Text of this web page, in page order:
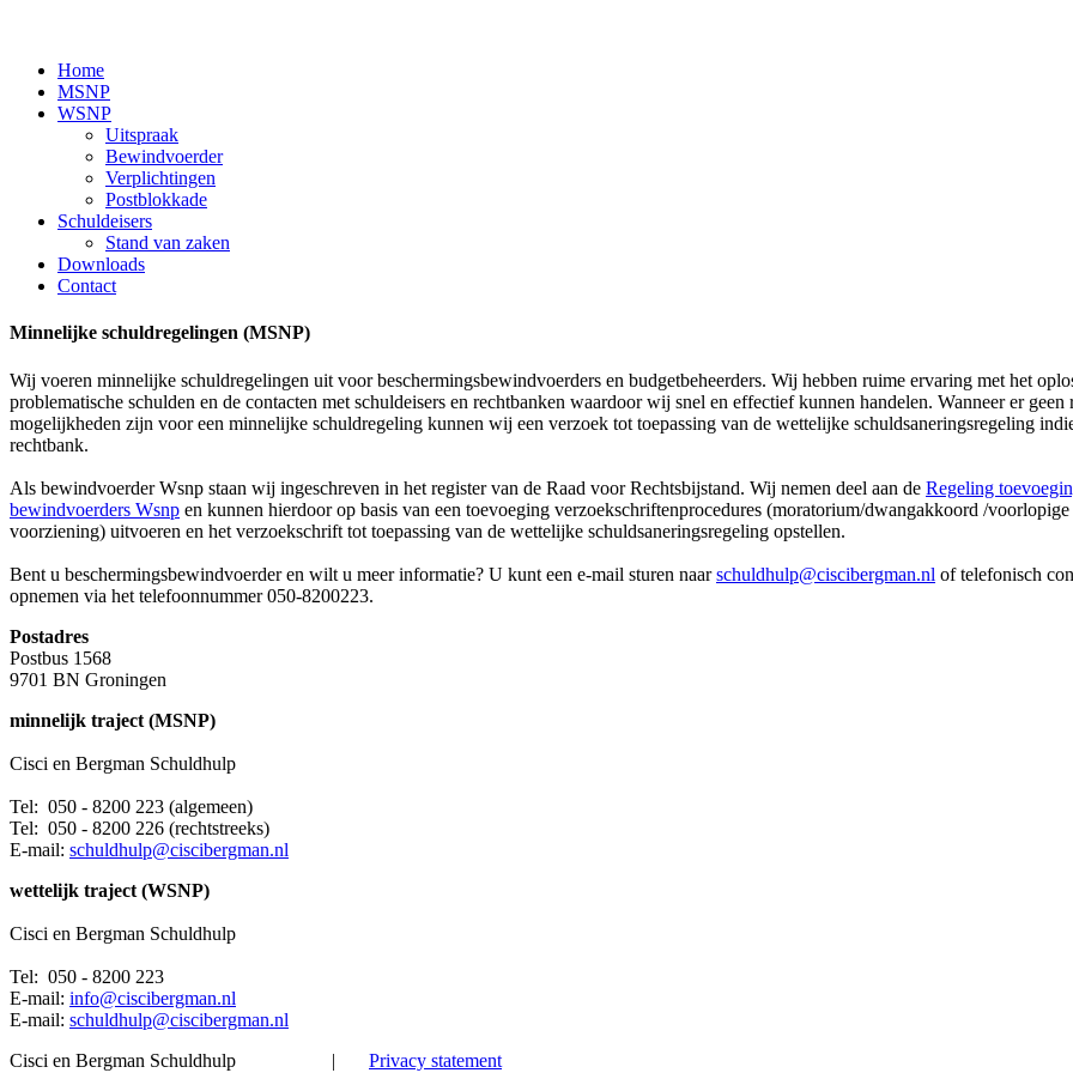
Home
MSNP
WSNP
Uitspraak
Bewindvoerder
Verplichtingen
Postblokkade
Schuldeisers
Stand van zaken
Downloads
Contact
Minnelijke schuldregelingen (MSNP)
Wij voeren minnelijke schuldregelingen uit voor beschermingsbewindvoerders en budgetbeheerders. Wij hebben ruime ervaring met het
problematische schulden en de contacten met schuldeisers en rechtbanken waardoor wij snel en effectief kunnen handelen. Wanneer er geen
mogelijkheden zijn voor een minnelijke schuldregeling kunnen wij een verzoek tot toepassing van de wettelijke schuldsaneringsregeling
rechtbank.
Als bewindvoerder Wsnp staan wij ingeschreven in het register van de Raad voor Rechtsbijstand. Wij nemen deel aan de Regeling
bewindvoerders Wsnp en kunnen hierdoor op basis van een toevoeging verzoekschriftenprocedures (moratorium/dwangakkoord /voorlopige
voorziening) uitvoeren en het verzoekschrift tot toepassing van de wettelijke schuldsaneringsregeling opstellen.
Bent u beschermingsbewindvoerder en wilt u meer informatie? U kunt een e-mail sturen naarschuldhulp@ciscibergman.nl of telefonisch
opnemen via het telefoonnummer 050-8200223.
Postadres
Postbus 1568
9701 BN Groningen
minnelijk traject (MSNP)
Cisci en Bergman Schuldhulp
Tel: 050 - 8200 223 (algemeen)
Tel: 050 - 8200 226 (rechtstreeks)
E-mail: schuldhulp@ciscibergman.nl
wettelijk traject (WSNP)
Cisci en Bergman Schuldhulp
Tel: 050 - 8200 223
E-mail: info@ciscibergman.nl
E-mail: schuldhulp@ciscibergman.nl
Cisci en Bergman Schuldhulp | Privacy statement